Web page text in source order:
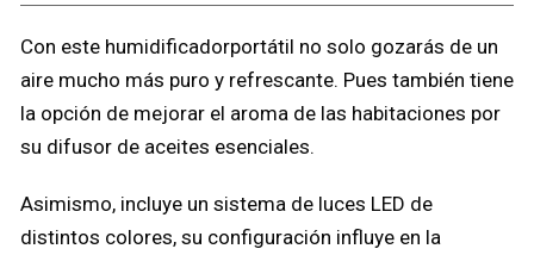
Con este humidificadorportátil no solo gozarás de un
aire mucho más puro y refrescante. Pues también tiene
la opción de mejorar el aroma de las habitaciones por
su difusor de aceites esenciales.
Asimismo, incluye un sistema de luces LED de
distintos colores, su configuración influye en la